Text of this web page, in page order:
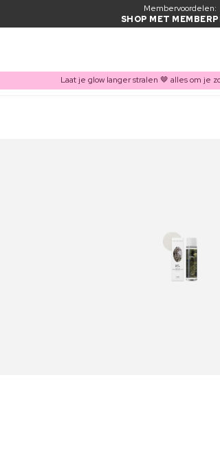
Membervoordelen:
SHOP MET
Laat je glow langer stralen 🤎 alles om je